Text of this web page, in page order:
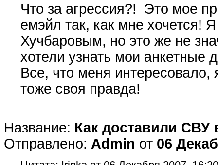
Что за агрессия?! Это мое
емэйл так, как мне хочется!
Хучбаровым, но это же не
хотели узнать мои
Все, что меня
тоже своя правда!
Название: Как доставили СВУ
Отправлено: Admin от 06